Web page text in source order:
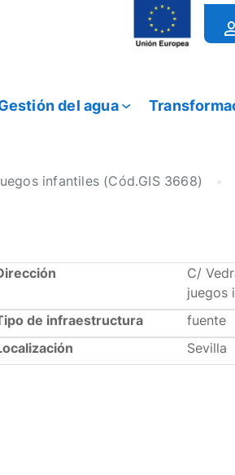
del agua
infantiles (Cód.GIS 3668)
C/
juegos
de infraestructura
fuente
Sevilla